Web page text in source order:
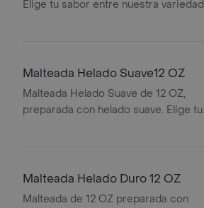
Elige tu sabor entre nuestra variedad
Malteada Helado Suave12 OZ
Malteada Helado Suave de 12 OZ,
preparada con helado suave. Elige tu
Malteada Helado Duro 12 OZ
Malteada de 12 OZ preparada con